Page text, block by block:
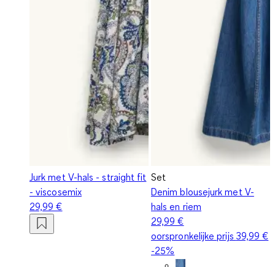
Jurk met V-hals - straight fit
- viscosemix
29,99 €
Set
Denim blousejurk met V-
hals en riem
29,99 €
oorspronkelijke prijs 39,99 €
-25%